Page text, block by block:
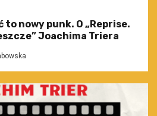
to nowy punk. O „Reprise.
Joachima Triera